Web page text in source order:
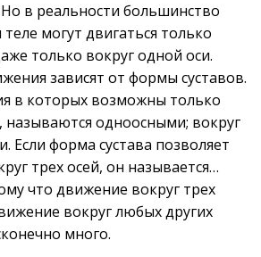
Но в реальности большинство
могут двигаться только
только вокруг одной оси.
зависят от формы суставов.
в которых возможны только
называются одноосными; вокруг
Если форма сустава позволяет
трех осей, он называется…
что движение вокруг трех
вокруг любых других
много.